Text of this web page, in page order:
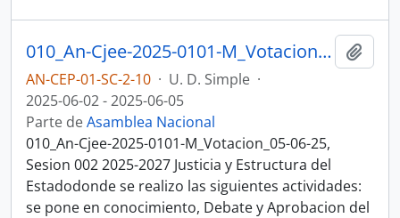
010_An-Cjee-2025-0101-M_Votacion_05-06-25, Sesion 002 Justicia y Estructura del Estado
AN-CEP-01-SC-2-10 · U. D. Simple ·
2025-06-02 - 2025-06-05
Parte deAsamblea Nacional
010_An-Cjee-2025-0101-M_Votacion_05-06-25,
Sesion 002 2025-2027 Justicia y Estructura del
Estadodonde se realizo las siguientes actividades:
se pone en conocimiento, Debate y Aprobacion del